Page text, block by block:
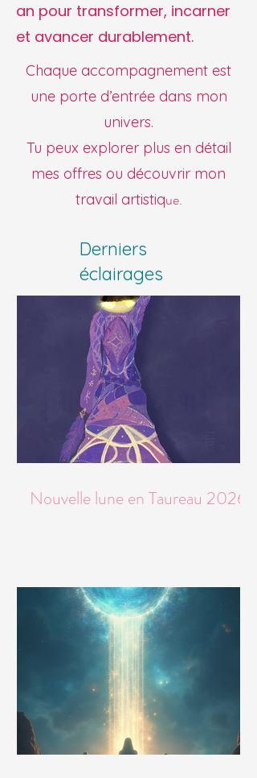
an pour transformer, incarner
et avancer durablement.
Chaque accompagnement est
une porte d’entrée dans mon
univers.
Tu peux explorer plus en détail
mes offres ou découvrir mon
travail artistique.
Derniers
éclairages
Nouvelle lune en Taureau 2026